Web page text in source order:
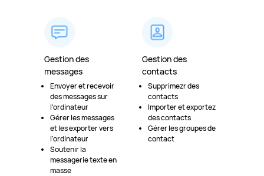
Gestion des
messages
Envoyer et recevoir
des messages sur
l'ordinateur
Gérer les messages
et les exporter vers
l'ordinateur
Soutenir la
messagerie texte en
masse
Gestion des
contacts
Supprimezr des
contacts
Importer et exportez
des contacts
Gérer les groupes de
contact